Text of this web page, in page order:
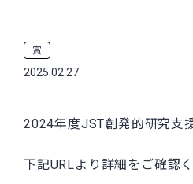
賞
2025.02.27
2024年度JST創発的研究支
下記URLより詳細をご確認く